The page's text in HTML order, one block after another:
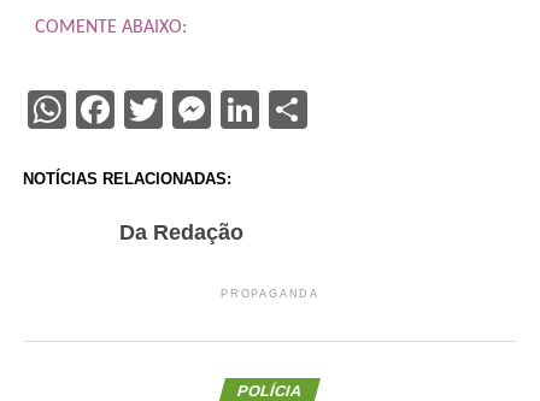
COMENTE ABAIXO:
WhatsApp
Facebook
Twitter
Messenger
LinkedIn
Share
NOTÍCIAS RELACIONADAS:
Da Redação
PROPAGANDA
POLÍCIA